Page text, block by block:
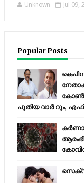
Unknown Jul 09,
Popular Posts
പുതിയ വാര്‍ റൂം,